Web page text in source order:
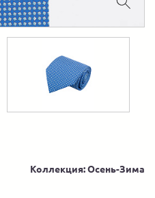
Коллекция: Осень-Зима